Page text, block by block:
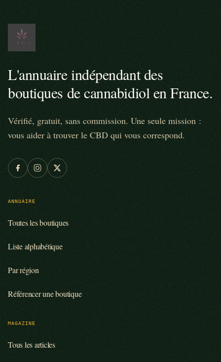
L'annuaire indépendant des
boutiques de cannabidiol en France.
Vérifié, gratuit, sans commission. Une seule mission :
vous aider à trouver le CBD qui vous correspond.
ANNUAIRE
Toutes les boutiques
Liste alphabétique
Par région
Référencer une boutique
MAGAZINE
Tous les articles